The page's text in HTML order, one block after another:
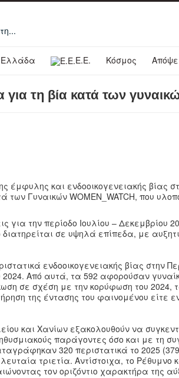
Ελλάδα Ε.Ε. Κόσμος
για τη βία κατά των
έμφυλης και ενδοοικογενειακής
των Γυναικών WOMEN_WATCH, που
για την περίοδο Ιουλίου – Δεκεμβρίου
σε υψηλά επίπεδα, με
ενδοοικογενειακής βίας στην
Από αυτά, τα 592 αφορούσαν
σε σχέση με την κορύφωση του
της έντασης του φαινομένου είτε
και Χανίων εξακολουθούν να
παράγοντες όσο και με τη
320 περιστατικά το 2025
τριετία. Αντίστοιχα, το
τον οριζόντιο χαρακτήρα της